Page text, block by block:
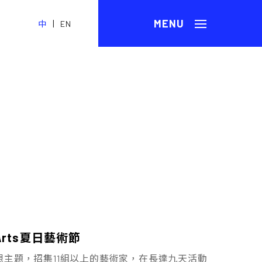
中 | EN
夏日藝術節
題，招集11組以上的藝術家，在長達九天活動